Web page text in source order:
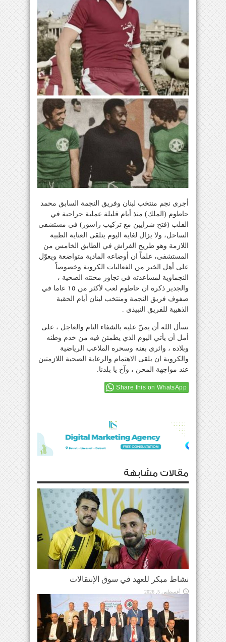
أجرى نجم منتخب لبنان وفريق النجمة السابق محمد
حاطوم (الملك) منذ أيام قليلة عملية جراحية في
القلب (فتح شرايين مع تركيب راسور) في مستشفى
الساحل، ولا يزال لغاية اليوم يتلقى العناية الطبية
اللازمة وهو طريح الفراش في الطابق الخامس من
المستشفى، علماً ان أوضاعه المادية متواضعة ويعوّل
على أهل الخير من الفعاليات الكروية وخصوصاً
النجماوية لمساعدته في تجاوز محنته الصحية ،
والجدير ذكره ان حاطوم لعب لأكثر من ١٥ عاما في
صفوف فريق النجمة ومنتخب لبنان أيام الحقبة
الذهبية للفريق النبيذي .
نسأل الله أن يمنّ عليه بالشفاء التام والعاجل ، على
أمل أن يأتي اليوم الذي يطمئن فيه من خدم وطنه
وبلاده ، واثرى بفنه وسحره الملاعب الرياضية
والكروية ان يلقى الاهتمام والرعاية الصحية اللازمتين
عند مواجهة المحن ، وآخ يا بلدنا.
Share this on WhatsApp
مقالات مشابهة
نشاط مبكر للعهد في سوق الإنتقالات
أغسطس 5, 2026